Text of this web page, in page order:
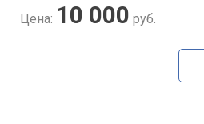
Цена: 10 000 руб.